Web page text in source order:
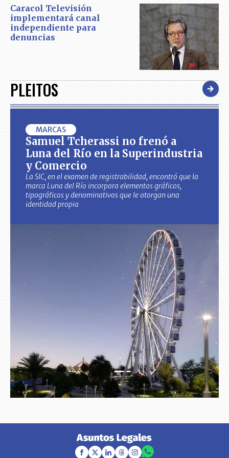
Caracol Televisión
implementará canal
independiente para
denuncias
PLEITOS
MARCAS
Samuel Tcherassi no frenó a
Luna del Río en la Superindustria
y Comercio
La SIC, en el examen de registrabilidad, encontró que la
marca Luna del Río incorpora elementos gráficos,
tipográficos y denominativos que le otorgan una
identidad propia